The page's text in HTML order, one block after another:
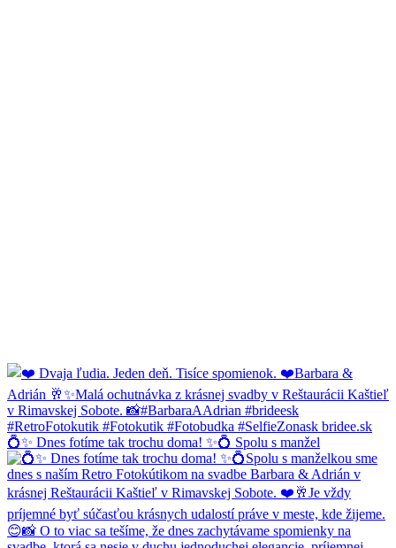
💍✨ Dnes fotíme tak trochu doma! ✨💍 Spolu s manžel